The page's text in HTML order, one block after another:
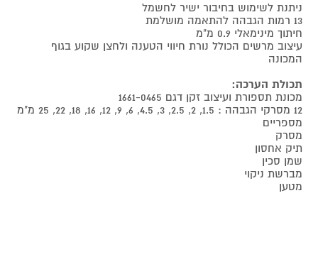
ניתנת לשימוש בחיבור ישיר לחשמל
13 רמות הגבהה להתאמה מושלמת
חיתוך מינימאלי 0.9 מ"מ
עיצוב מרשים הכולל נורת חיווי הטענה ולחצן שקוע בגוף
המכונה
תכולת הערכה:
מכונת תספורת ועיצוב זקן דגם 1661-0465
12 מסרקי הגבהה : 1.5, 2, 2.5, 3, 4.5, 6, 9, 12, 16, 18, 22, 25 מ"מ
מספריים
מסרק
תיק אחסון
שמן סכין
מברשת ניקוי
מטען